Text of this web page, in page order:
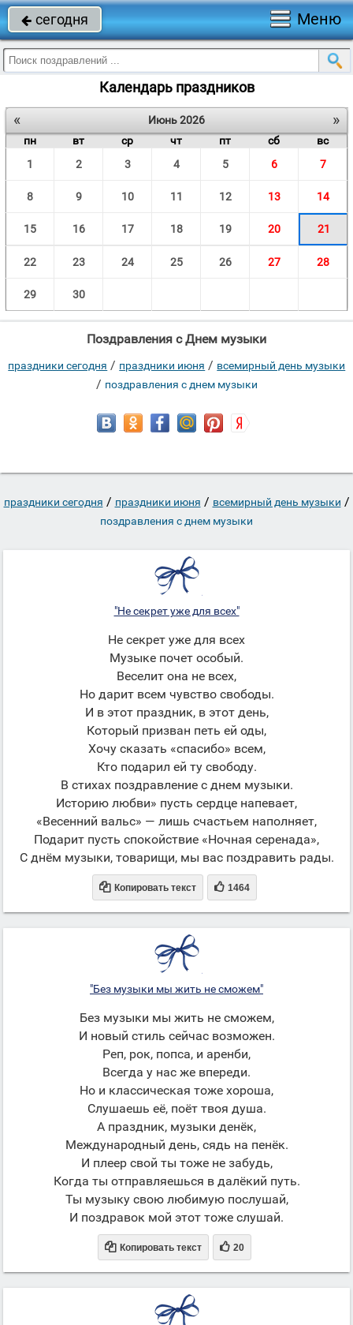
 сегодня Меню
Календарь праздников
« »
Июнь 2026
пн
вт ср чт пт сб
вс
1
2 3 4 5 6 7
8 9 10 11 12 13 14
15 16 17 18 19 20 21
22 23 24 25 26 27 28
29 30
Поздравления с Днем музыки
праздники сегодня / праздники июня / всемирный день музыки
/ поздравления с днем музыки
праздники сегодня / праздники июня / всемирный день музыки /
поздравления с днем музыки
"Не секрет уже для всех"
Не секрет уже для всех
Музыке почет особый.
Веселит она не всех,
Но дарит всем чувство свободы.
И в этот праздник, в этот день,
Который призван петь ей оды,
Хочу сказать «спасибо» всем,
Кто подарил ей ту свободу.
В стихах поздравление с днем музыки.
Историю любви» пусть сердце напевает,
«Весенний вальс» — лишь счастьем наполняет,
Подарит пусть спокойствие «Ночная серенада»,
С днём музыки, товарищи, мы вас поздравить рады.
 Копировать текст  1464
"Без музыки мы жить не сможем"
Без музыки мы жить не сможем,
И новый стиль сейчас возможен.
Реп, рок, попса, и аренби,
Всегда у нас же впереди.
Но и классическая тоже хороша,
Слушаешь её, поёт твоя душа.
А праздник, музыки денёк,
Международный день, сядь на пенёк.
И плеер свой ты тоже не забудь,
Когда ты отправляешься в далёкий путь.
Ты музыку свою любимую послушай,
И поздравок мой этот тоже слушай.
 Копировать текст  20